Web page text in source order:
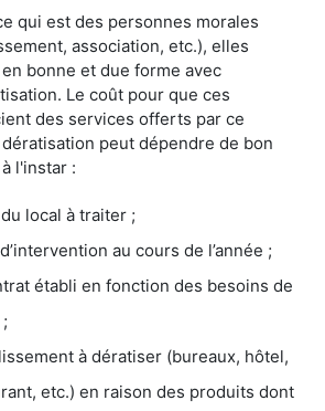
qui est des personnes morales
association, etc.), elles
bonne et due forme avec
Le coût pour que ces
des services offerts par ce
peut dépendre de bon
l'instar :
local à traiter ;
au cours de l’année ;
établi en fonction des besoins de
à dératiser (bureaux, hôtel,
etc.) en raison des produits dont